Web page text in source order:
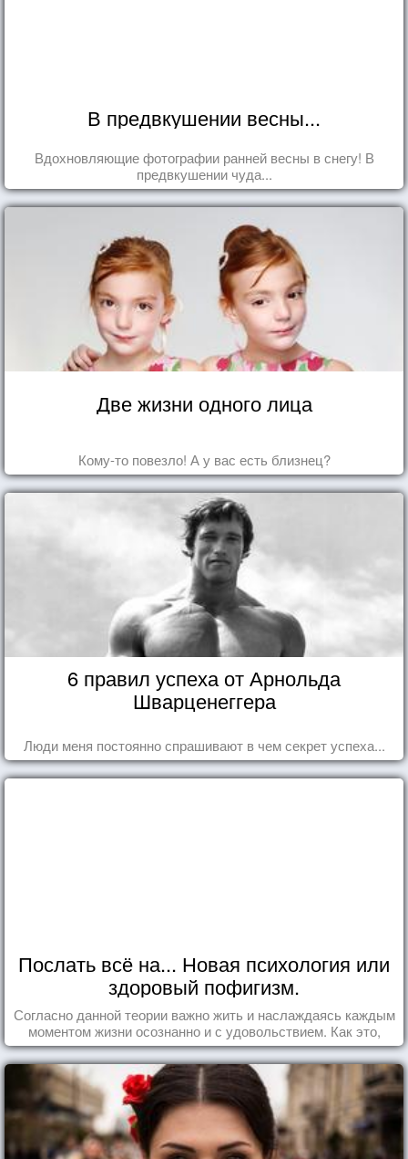
В предвкушении весны...
Вдохновляющие фотографии ранней весны в снегу! В
предвкушении чуда...
Две жизни одного лица
Кому-то повезло! А у вас есть близнец?
6 правил успеха от Арнольда
Шварценеггера
Люди меня постоянно спрашивают в чем секрет успеха...
Послать всё на... Новая психология или
здоровый пофигизм.
Согласно данной теории важно жить и наслаждаясь каждым
моментом жизни осознанно и с удовольствием. Как это,
попробуем разобраться на реальных примерах.